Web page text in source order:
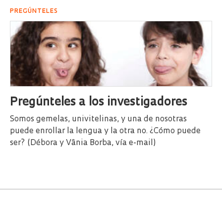
PREGÚNTELES
Pregúnteles a los investigadores
Somos gemelas, univitelinas, y una de nosotras
puede enrollar la lengua y la otra no. ¿Cómo puede
ser? (Débora y Vânia Borba, vía e-mail)